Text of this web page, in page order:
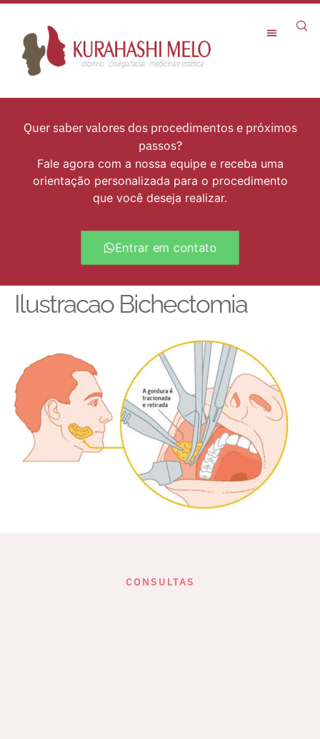
Quer saber valores dos procedimentos e próximos
passos?
Fale agora com a nossa equipe e receba uma
orientação personalizada para o procedimento
que você deseja realizar.
Entrar em contato
Ilustracao Bichectomia
CONSULTAS